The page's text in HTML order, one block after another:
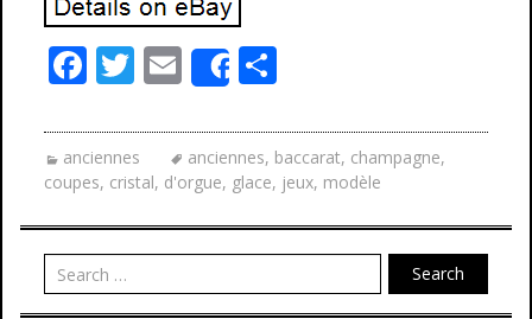
F
e
b
o
o
k
T
itt
er
E
m
ai
l
Share
ta
g
er
anciennes anciennes, baccarat, champagne,
coupes, cristal, d'orgue, glace, jeux, modèle
Search